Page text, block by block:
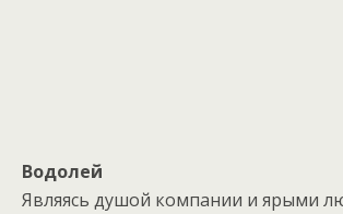
Водолей
Являясь душой компании и ярыми